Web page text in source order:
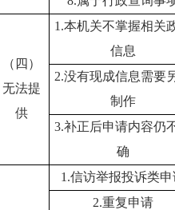
（四）
无法提
供
1.本机关不掌握相关
信息
2.没有现成信息需要
制作
3.补正后申请内容仍
确
1.信访举报投诉类
2.重复申请